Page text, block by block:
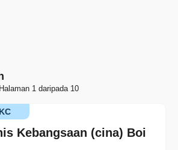
1 daripada 10
Kebangsaan (cina) Boi